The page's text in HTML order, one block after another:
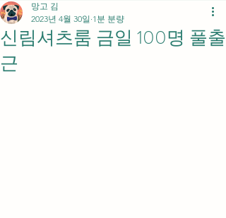
신림셔츠룸 금일 100명 풀출
근
망고 김
2023년 4월 30일 1분 분량